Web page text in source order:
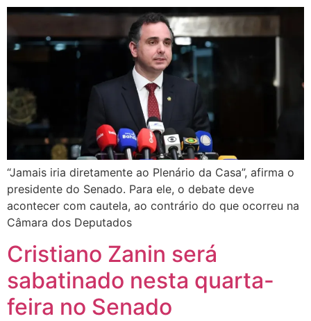
“Jamais iria diretamente ao Plenário da Casa”, afirma o
presidente do Senado. Para ele, o debate deve
acontecer com cautela, ao contrário do que ocorreu na
Câmara dos Deputados
Cristiano Zanin será
sabatinado nesta quarta-
feira no Senado